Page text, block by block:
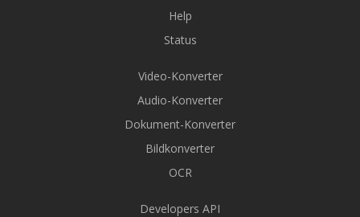
Help
Status
Video-Konverter
Audio-Konverter
Dokument-Konverter
Bildkonverter
OCR
Developers API